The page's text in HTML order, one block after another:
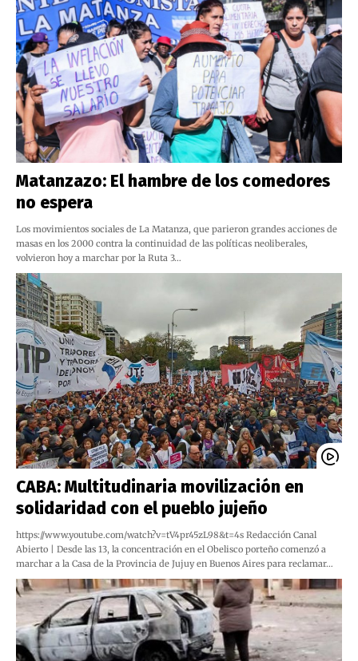
Matanzazo: El hambre de los comedores
no espera
Los movimientos sociales de La Matanza, que parieron grandes acciones de
masas en los 2000 contra la continuidad de las políticas neoliberales,
volvieron hoy a marchar por la Ruta 3…
CABA: Multitudinaria movilización en
solidaridad con el pueblo jujeño
https://www.youtube.com/watch?v=tV4pr45zL98&t=4s Redacción Canal
Abierto | Desde las 13, la concentración en el Obelisco porteño comenzó a
marchar a la Casa de la Provincia de Jujuy en Buenos Aires para reclamar…